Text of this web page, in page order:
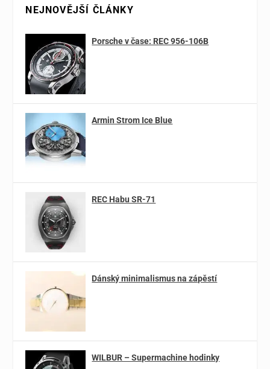
NEJNOVĚJŠÍ ČLÁNKY
Porsche v čase: REC 956-106B
Armin Strom Ice Blue
REC Habu SR-71
Dánský minimalismus na zápěstí
WILBUR – Supermachine hodinky